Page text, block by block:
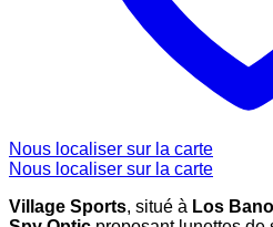
Nous localiser sur la carte
Nous localiser sur la carte
Village Sports, situé à Los